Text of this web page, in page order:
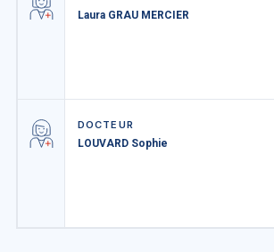
Laura GRAU MERCIER
DOCTEUR
LOUVARD Sophie